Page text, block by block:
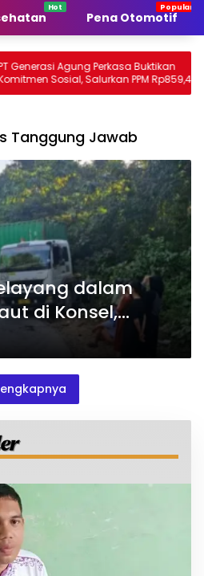
Pena Otomotif
Perkasa Buktikan
Salurkan PPM Rp859,4
Lingkar
Tanggung Jawab
dalam
di Konsel,
yang
Lepas Tangan